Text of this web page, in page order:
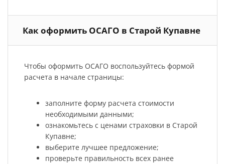
Как оформить ОСАГО в Старой Купавне
Чтобы оформить ОСАГО воспользуйтесь формой
расчета в начале страницы:
заполните форму расчета стоимости
необходимыми данными;
ознакомьтесь с ценами страховки в Старой
Купавне;
выберите лучшее предложение;
проверьте правильность всех ранее